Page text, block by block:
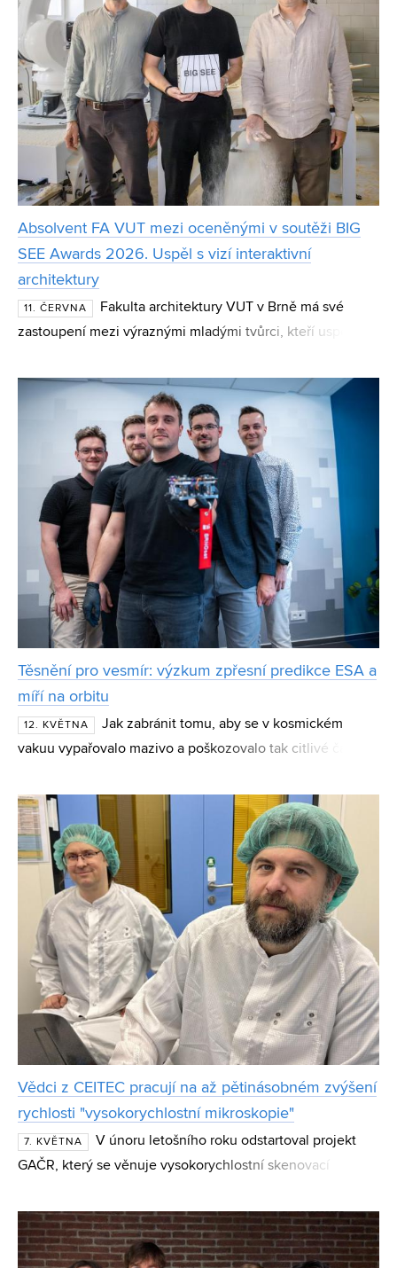
Absolvent FA VUT mezi oceněnými v soutěži BIG
SEE Awards 2026. Uspěl s vizí interaktivní
architektury
11. ČERVNA
Fakulta architektury VUT v Brně má své
zastoupení mezi výraznými mladými tvůrci, kteří uspěli na
mezi oceněné v rámci BIG SEE Awards 2026, v kateg
Těsnění pro vesmír: výzkum zpřesní predikce ESA a
míří na orbitu
12. KVĚTNA
Jak zabránit tomu, aby se v kosmickém
vakuu vypařovalo mazivo a poškozovalo tak citlivé části
Josef Pouzar. Zaměřil se na takzvaná labyrintová těs
Vědci z CEITEC pracují na až pětinásobném zvýšení
rychlosti "vysokorychlostní mikroskopie"
7. KVĚTNA
V únoru letošního roku odstartoval projekt
GAČR, který se věnuje vysokorychlostní skenovací
Vysoké učení technické v Brně (VUT) ve spolupráci s